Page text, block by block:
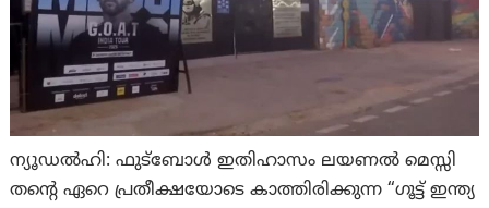
ന്യൂഡൽഹി: ഫുട്ബോൾ ഇതിഹാസം ലയണൽ മെസ്സി
തന്റെ ഏറെ പ്രതീക്ഷയോടെ കാത്തിരിക്കുന്ന “ഗൂട്ട് ഇന്ത്യ